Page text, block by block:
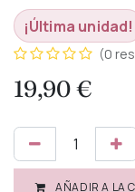
¡Última unidad!
(0
19,90€
AÑADIR A LA